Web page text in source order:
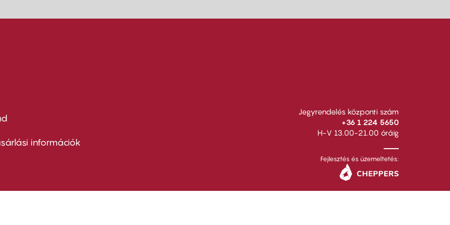
információk
Jegyrendelés központi szám
+36 1 224 5650
H-V 13.00-21.00 óráig
Fejlesztés és üzemeltetés: